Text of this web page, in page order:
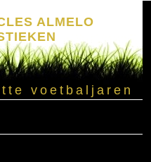
ALMELO
voetbaljaren